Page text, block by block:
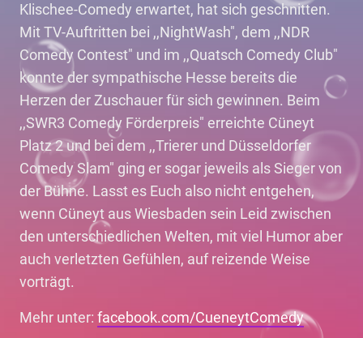
Klischee-Comedy erwartet, hat sich geschnitten.
Mit TV-Auftritten bei ,,NightWash", dem ,,NDR
Comedy Contest" und im ,,Quatsch Comedy Club"
konnte der sympathische Hesse bereits die
Herzen der Zuschauer für sich gewinnen. Beim
,,SWR3 Comedy Förderpreis" erreichte Cüneyt
Platz 2 und bei dem ,,Trierer und Düsseldorfer
Comedy Slam" ging er sogar jeweils als Sieger von
der Bühne. Lasst es Euch also nicht entgehen,
wenn Cüneyt aus Wiesbaden sein Leid zwischen
den unterschiedlichen Welten, mit viel Humor aber
auch verletzten Gefühlen, auf reizende Weise
vorträgt.
Mehr unter: facebook.com/CueneytComedy